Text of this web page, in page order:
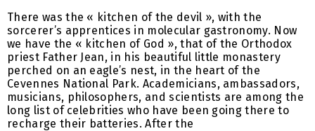
There was the « kitchen of the devil », with the
sorcerer’s apprentices in molecular gastronomy. Now
we have the « kitchen of God », that of the Orthodox
priest Father Jean, in his beautiful little monastery
perched on an eagle’s nest, in the heart of the
Cevennes National Park. Academicians, ambassadors,
musicians, philosophers, and scientists are among the
long list of celebrities who have been going there to
recharge their batteries. After the